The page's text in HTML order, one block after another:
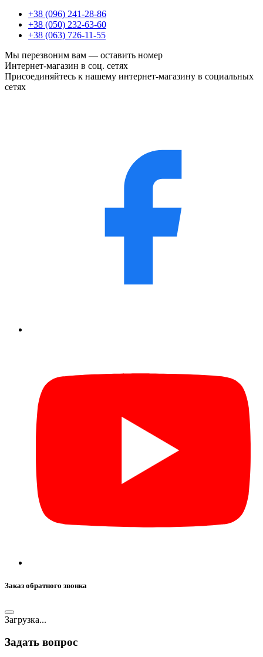
+38 (096) 241-28-86
+38 (050) 232-63-60
+38 (063) 726-11-55
Мы перезвоним вам — оставить номер
Интернет-магазин в соц. сетях
Присоединяйтесь к нашему интернет-магазину в социальных
сетях
Заказ обратного звонка
Загрузка...
Задать вопрос